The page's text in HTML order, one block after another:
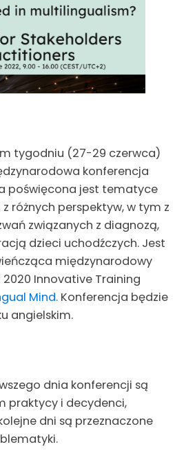
tygodniu (27-29 czerwca)
konferencja
poświęcona jest tematyce
różnych perspektyw, w tym z
związanych z diagnozą,
dzieci uchodźczych. Jest
międzynarodowy
Innovative Training
Mind. Konferencja będzie
angielskim.
dnia konferencji są
praktycy i decydenci,
dni są przeznaczone